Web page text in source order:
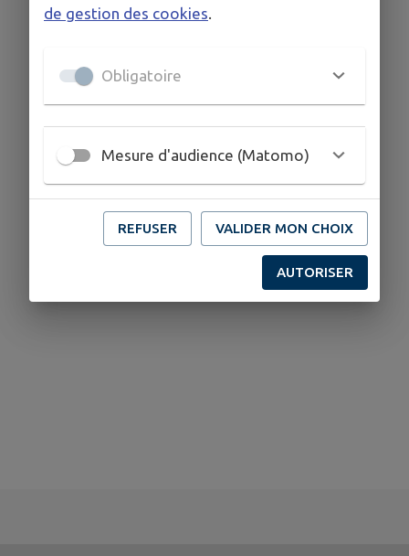
de gestion des cookies
Obligatoire
Mesure d'audience (Matomo)
REFUSER VALIDER MON CHOIX
AUTORISER